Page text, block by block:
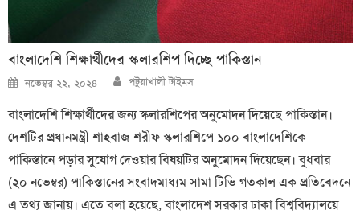
বাংলাদেশি শিক্ষার্থীদের স্কলারশিপ দিচ্ছে পাকিস্তান
Posted
on
নভেম্বর ২২, ২০২৪ Author
পটুয়াখালী টাইমস
বাংলাদেশি শিক্ষার্থীদের জন্য স্কলারশিপের অনুমোদন দিয়েছে পাকিস্তান।
দেশটির প্রধানমন্ত্রী শাহবাজ শরীফ স্কলারশিপে ১০০ বাংলাদেশিকে
পাকিস্তানে পড়ার সুযোগ দেওয়ার বিষয়টির অনুমোদন দিয়েছেন। বুধবার
(২০ নভেম্বর) পাকিস্তানের সংবাদমাধ্যম সামা টিভি গতকাল এক প্রতিবেদনে
এ তথ্য জানায়। এতে বলা হয়েছে, বাংলাদেশ সরকার ঢাকা বিশ্ববিদ্যালয়ে